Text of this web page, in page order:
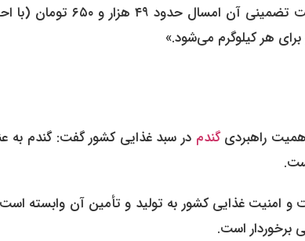
راهبردیگندم در سبد غذایی کشور گفت: گندم
امنیت غذایی کشور به تولید و تأمین آن وابسته
برخوردار است.